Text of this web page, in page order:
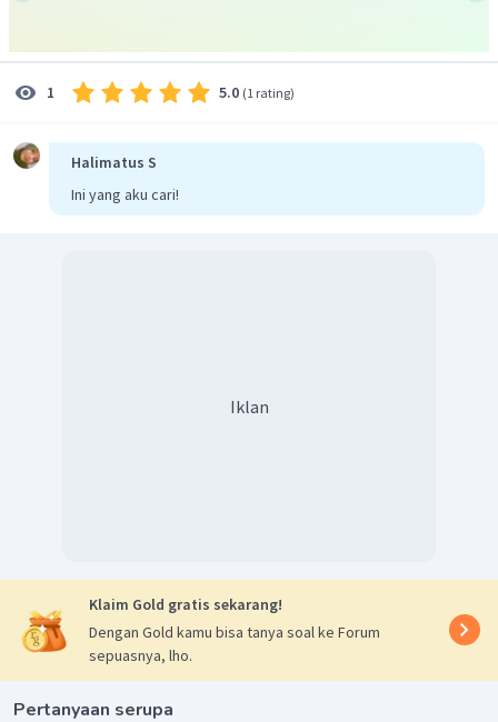
1 5.0 (1 rating)
Halimatus S
Ini yang aku cari!
Iklan
Klaim Gold gratis sekarang!
Dengan Gold kamu bisa tanya soal ke Forum
sepuasnya, lho.
Pertanyaan serupa